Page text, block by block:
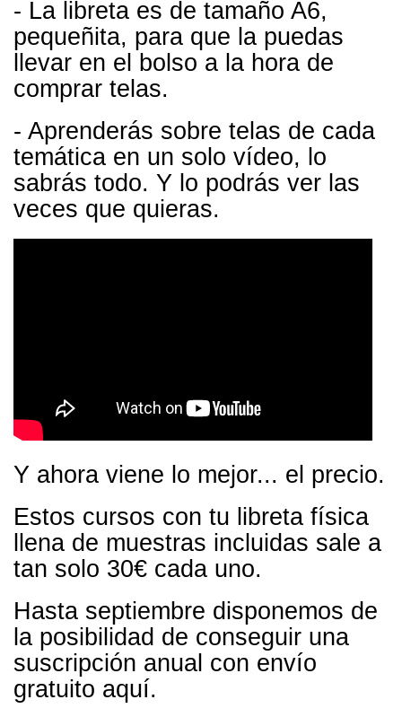
- La libreta es de tamaño A6,
pequeñita, para que la puedas
llevar en el bolso a la hora de
comprar telas.
- Aprenderás sobre telas de cada
temática en un solo vídeo, lo
sabrás todo. Y lo podrás ver las
veces que quieras.
Y ahora viene lo mejor... el precio.
Estos cursos con tu libreta física
llena de muestras incluidas sale a
tan solo 30€ cada uno.
Hasta septiembre disponemos de
la posibilidad de conseguir una
suscripción anual con envío
gratuito aquí.